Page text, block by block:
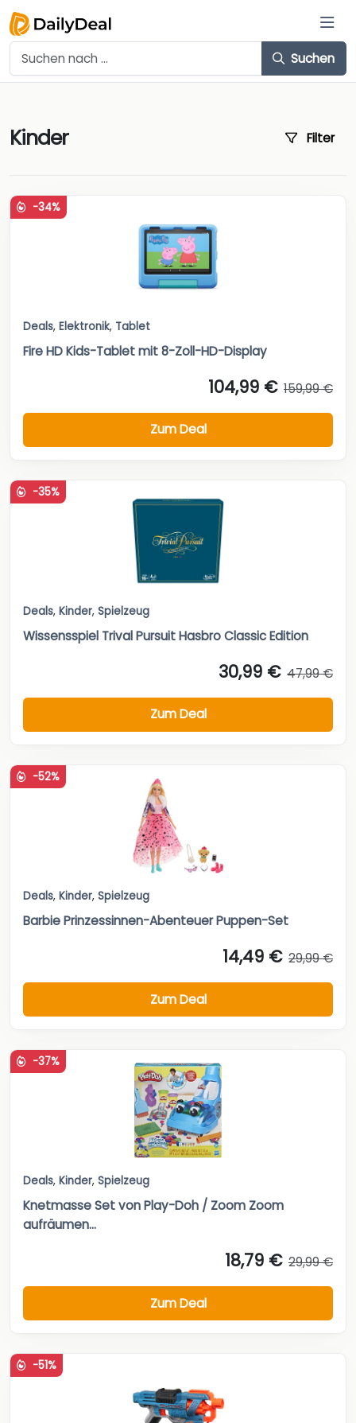
Suchen
Kinder Filter
-34%
Deals, Elektronik, Tablet
Fire HD Kids-Tablet mit 8-Zoll-HD-Display
104,99 € 159,99 €
Zum Deal
-35%
Deals, Kinder, Spielzeug
Wissensspiel Trival Pursuit Hasbro Classic Edition
30,99 € 47,99 €
Zum Deal
-52%
Deals, Kinder, Spielzeug
Barbie Prinzessinnen-Abenteuer Puppen-Set
14,49 € 29,99 €
Zum Deal
-37%
Deals, Kinder, Spielzeug
Knetmasse Set von Play-Doh / Zoom Zoom
aufräumen...
18,79 € 29,99 €
Zum Deal
-51%